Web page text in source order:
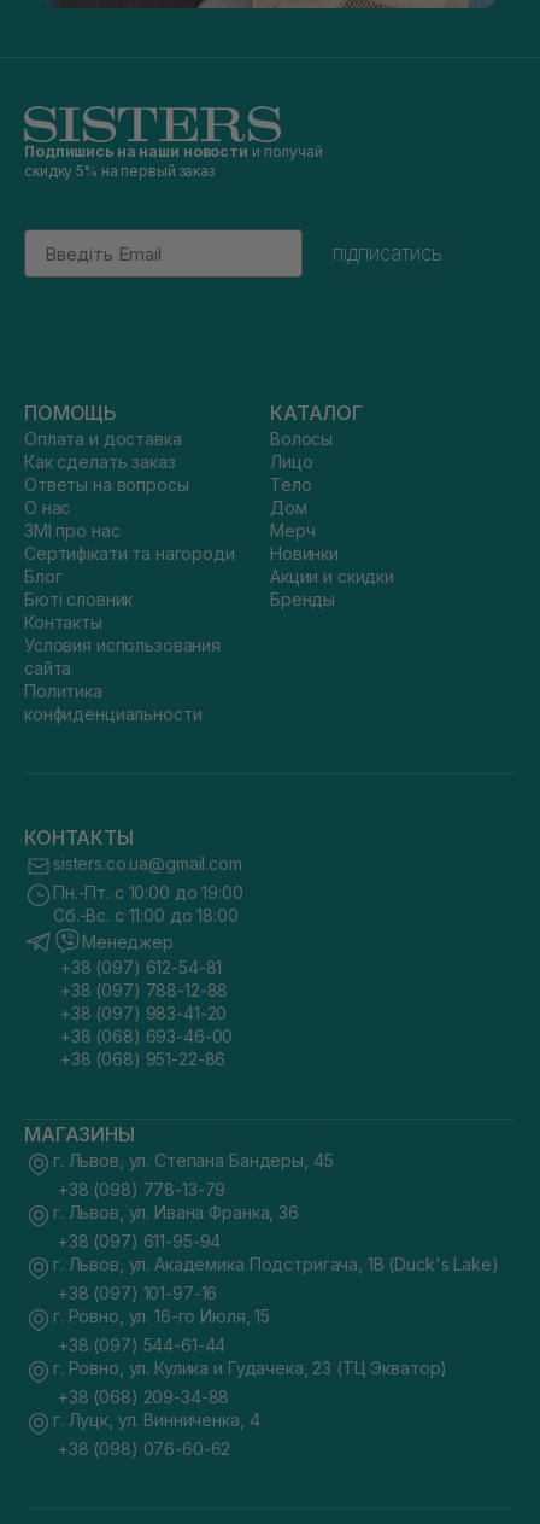
Подпишись на наши новости и получай
скидку 5% на первый заказ
Email
підписатись
ПОМОЩЬ
Оплата и доставка
Как сделать заказ
Ответы на вопросы
О нас
ЗМІ про нас
Сертифікати та нагороди
Блог
Бюті словник
Контакты
Условия использования
сайта
Политика
конфиденциальности
КАТАЛОГ
Волосы
Лицо
Тело
Дом
Мерч
Новинки
Акции и скидки
Бренды
КОНТАКТЫ
sisters.co.ua@gmail.com
Пн.-Пт. с 10:00 до 19:00
Сб.-Вс. с 11:00 до 18:00
Менеджер
+38 (097) 612-54-81
+38 (097) 788-12-88
+38 (097) 983-41-20
+38 (068) 693-46-00
+38 (068) 951-22-86
МАГАЗИНЫ
г. Львов, ул. Степана Бандеры, 45
+38 (098) 778-13-79
г. Львов, ул. Ивана Франка, 36
+38 (097) 611-95-94
г. Львов, ул. Академика Подстригача, 1В (Duck's Lake)
+38 (097) 101-97-16
г. Ровно, ул. 16-го Июля, 15
+38 (097) 544-61-44
г. Ровно, ул. Кулика и Гудачека, 23 (ТЦ Экватор)
+38 (068) 209-34-88
г. Луцк, ул. Винниченка, 4
+38 (098) 076-60-62